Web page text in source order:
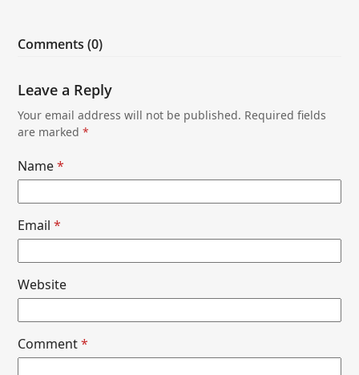
Comments (0)
Leave a Reply
Your email address will not be published. Required fields
are marked*
Name*
Email*
Website
Comment*